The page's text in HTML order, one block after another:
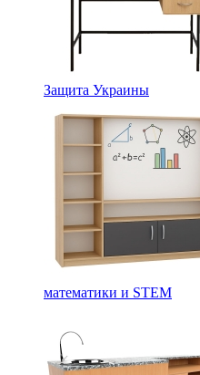
Защита Украины
математики и STEM